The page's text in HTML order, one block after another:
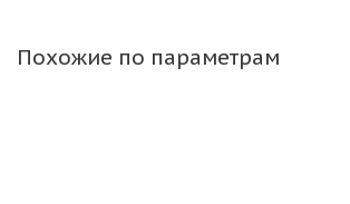
Похожие по параметрам